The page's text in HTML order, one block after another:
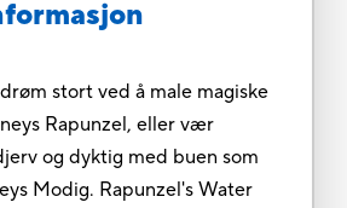
stort ved å male magiske
Rapunzel, eller vær
og dyktig med buen som
Modig. Rapunzel's Water